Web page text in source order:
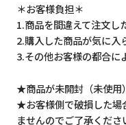
＊お客様負担＊
1.商品を間違えて注文し
2.購入した商品が気に入
3.その他お客様の都合に
★商品が未開封（未使用
★お客様側で破損した場
ませんのでご了承くださ